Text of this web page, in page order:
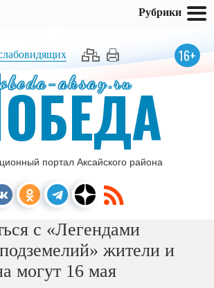
16+
aksay.ru
ОБЕДА
портал Аксайского района
с «Легендами
жители и
могут 16 мая
Рубрики